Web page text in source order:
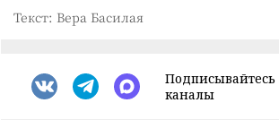
Текст: Вера Басилая
каналы